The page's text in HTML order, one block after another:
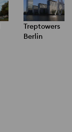
Treptowers
Berlin